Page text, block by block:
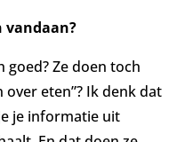
vandaan?
goed? Ze doen toch
eten”? Ik denk dat
je informatie uit